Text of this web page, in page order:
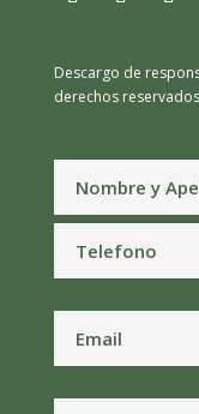
Descargo de
derechos